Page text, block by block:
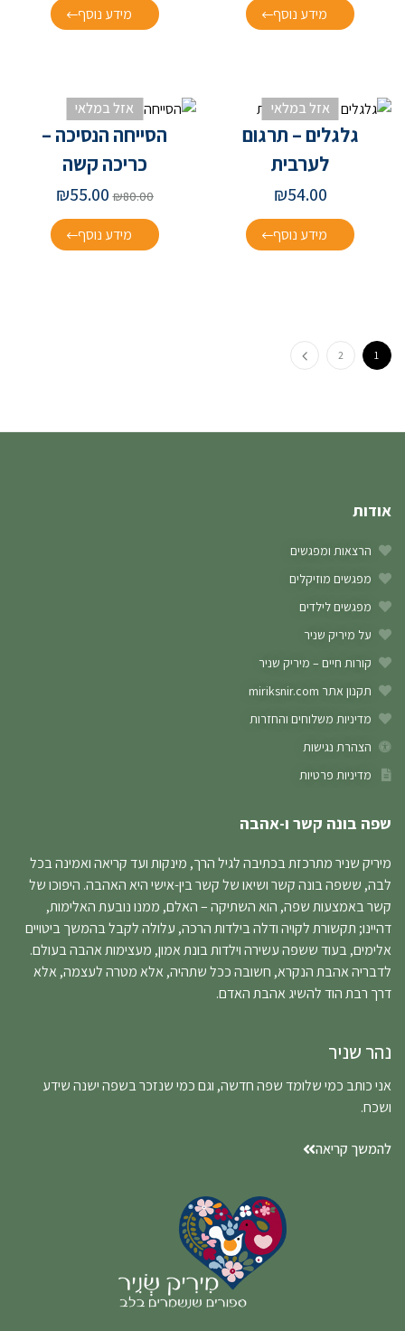
מידע נוסף מידע נוסף
אזל במלאי
גלגלים – תרגום
לערבית
₪54.00
מידע נוסף
אזל במלאי
הסייחה הנסיכה –
כריכה קשה
₪80.00
₪55.00
מידע נוסף
1
2
אודות
הרצאות ומפגשים
מפגשים מוזיקלים
מפגשים לילדים
על מיריק שניר
קורות חיים – מיריק שניר
תקנון אתר miriksnir.com
מדיניות משלוחים והחזרות
הצהרת נגישות
מדיניות פרטיות
שפה בונה קשר ו-אהבה
מיריק שניר מתרכזת בכתיבה לגיל הרך, מינקות ועד קריאה ואמינה בכל
לבה, ששפה בונה קשר ושיאו של קשר בין-אישי היא האהבה. היפוכו של
קשר באמצעות שפה, הוא השתיקה – האלם, ממנו נובעת האלימות,
דהיינו; תקשורת לקויה ודלה בילדות הרכה, עלולה לקבל בהמשך ביטויים
אלימים, בעוד ששפה עשירה וילדות בונת אמון, מעצימות אהבה בעולם.
לדבריה אהבת הנקרא, חשובה ככל שתהיה, אלא מטרה לעצמה, אלא
דרך רבת הוד להשיג אהבת האדם.
נהר שניר
אני כותב כמי שלומד שפה חדשה, וגם כמי שנזכר בשפה ישנה שידע
ושכח.
להמשך קריאה